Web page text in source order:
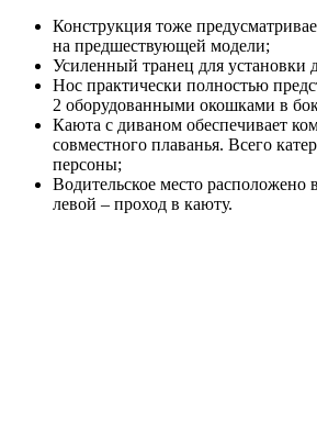
Конструкция тоже
на предшествующей модели;
Усиленный транец для установки
Нос практически полностью
2 оборудованными окошками в
Каюта с диваном обеспечивает
совместного плаванья. Всего
персоны;
Водительское место расположено
левой – проход в каюту.